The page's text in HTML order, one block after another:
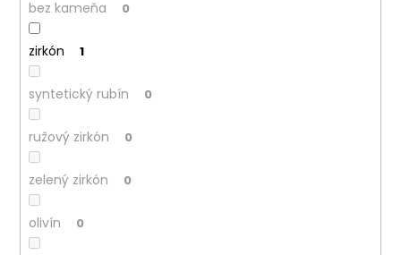
bez kameňa 0
zirkón 1
syntetický rubín 0
ružový zirkón 0
zelený zirkón 0
olivín 0